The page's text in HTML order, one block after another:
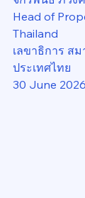
Head of
Thailand
เลขาธิการ ส
ประเทศไทย
30 June 2026